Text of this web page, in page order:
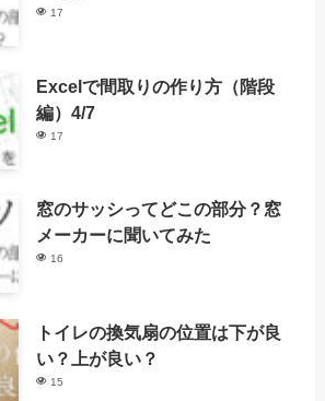
17
Excelで間取りの作り方（階段
編）4/7
17
窓のサッシってどこの部分？窓
メーカーに聞いてみた
16
トイレの換気扇の位置は下が良
い？上が良い？
15